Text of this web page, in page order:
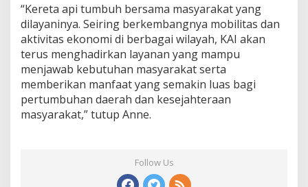
“Kereta api tumbuh bersama masyarakat yang
dilayaninya. Seiring berkembangnya mobilitas dan
aktivitas ekonomi di berbagai wilayah, KAI akan
terus menghadirkan layanan yang mampu
menjawab kebutuhan masyarakat serta
memberikan manfaat yang semakin luas bagi
pertumbuhan daerah dan kesejahteraan
masyarakat,” tutup Anne.
Follow Us